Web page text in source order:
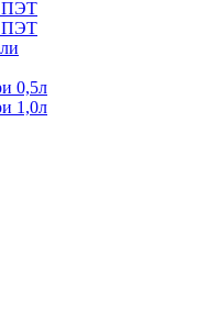
ПЭТ
ПЭТ
0,5л
1,0л